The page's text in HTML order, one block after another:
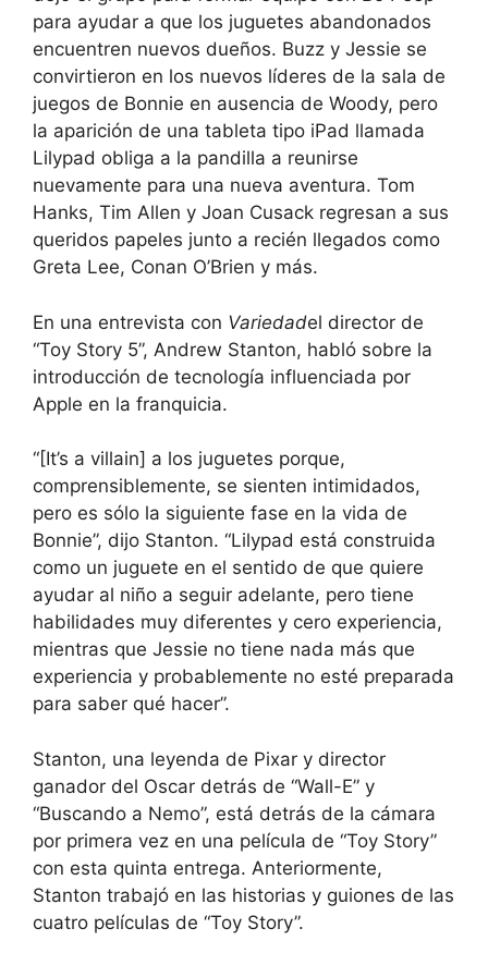
para ayudar a que los juguetes abandonados
encuentren nuevos dueños. Buzz y Jessie se
convirtieron en los nuevos líderes de la sala de
juegos de Bonnie en ausencia de Woody, pero
la aparición de una tableta tipo iPad llamada
Lilypad obliga a la pandilla a reunirse
nuevamente para una nueva aventura. Tom
Hanks, Tim Allen y Joan Cusack regresan a sus
queridos papeles junto a recién llegados como
Greta Lee, Conan O’Brien y más.
En una entrevista con Variedadel director de
“Toy Story 5”, Andrew Stanton, habló sobre la
introducción de tecnología influenciada por
Apple en la franquicia.
“[It’s a villain] a los juguetes porque,
comprensiblemente, se sienten intimidados,
pero es sólo la siguiente fase en la vida de
Bonnie”, dijo Stanton. “Lilypad está construida
como un juguete en el sentido de que quiere
ayudar al niño a seguir adelante, pero tiene
habilidades muy diferentes y cero experiencia,
mientras que Jessie no tiene nada más que
experiencia y probablemente no esté preparada
para saber qué hacer”.
Stanton, una leyenda de Pixar y director
ganador del Oscar detrás de “Wall-E” y
“Buscando a Nemo”, está detrás de la cámara
por primera vez en una película de “Toy Story”
con esta quinta entrega. Anteriormente,
Stanton trabajó en las historias y guiones de las
cuatro películas de “Toy Story”.